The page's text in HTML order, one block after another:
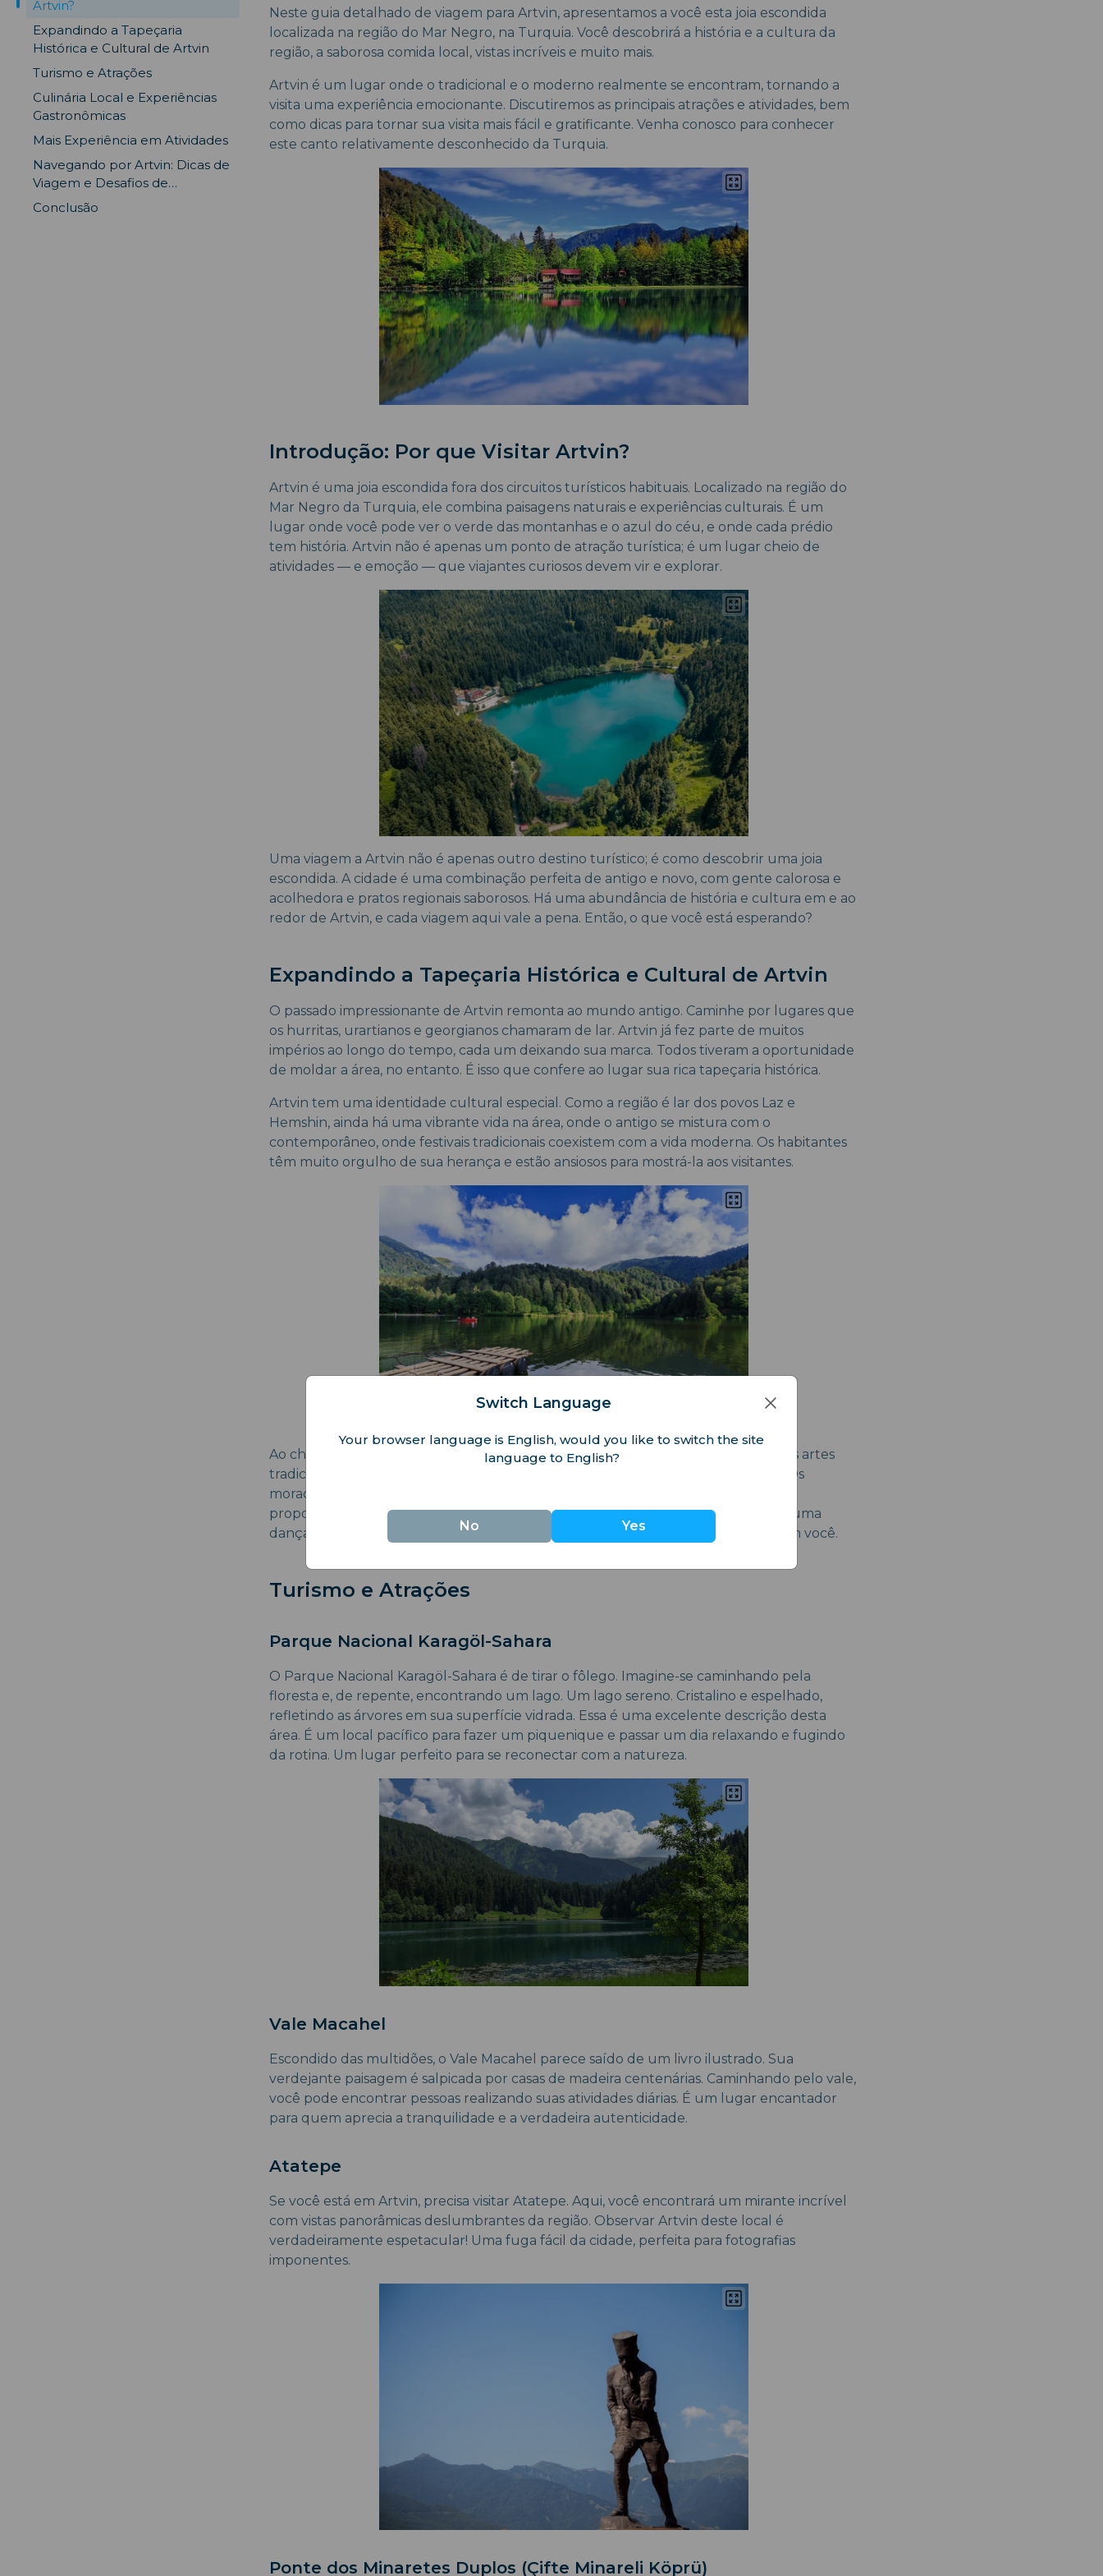
Artvin?
Expandindo a Tapeçaria
Histórica e Cultural de Artvin
Turismo e Atrações
Culinária Local e Experiências
Gastronômicas
Mais Experiência em Atividades
Navegando por Artvin: Dicas de
Viagem e Desafios de
Transporte
Conclusão
Neste guia detalhado de viagem para Artvin, apresentamos a você esta joia escondida
localizada na região do Mar Negro, na Turquia. Você descobrirá a história e a cultura da
região, a saborosa comida local, vistas incríveis e muito mais.
Artvin é um lugar onde o tradicional e o moderno realmente se encontram, tornando a
visita uma experiência emocionante. Discutiremos as principais atrações e atividades, bem
como dicas para tornar sua visita mais fácil e gratificante. Venha conosco para conhecer
este canto relativamente desconhecido da Turquia.
Introdução: Por que Visitar Artvin?
Artvin é uma joia escondida fora dos circuitos turísticos habituais. Localizado na região do
Mar Negro da Turquia, ele combina paisagens naturais e experiências culturais. É um
lugar onde você pode ver o verde das montanhas e o azul do céu, e onde cada prédio
tem história. Artvin não é apenas um ponto de atração turística; é um lugar cheio de
atividades — e emoção — que viajantes curiosos devem vir e explorar.
Uma viagem a Artvin não é apenas outro destino turístico; é como descobrir uma joia
escondida. A cidade é uma combinação perfeita de antigo e novo, com gente calorosa e
acolhedora e pratos regionais saborosos. Há uma abundância de história e cultura em e ao
redor de Artvin, e cada viagem aqui vale a pena. Então, o que você está esperando?
Expandindo a Tapeçaria Histórica e Cultural de Artvin
O passado impressionante de Artvin remonta ao mundo antigo. Caminhe por lugares que
os hurritas, urartianos e georgianos chamaram de lar. Artvin já fez parte de muitos
impérios ao longo do tempo, cada um deixando sua marca. Todos tiveram a oportunidade
de moldar a área, no entanto. É isso que confere ao lugar sua rica tapeçaria histórica.
Artvin tem uma identidade cultural especial. Como a região é lar dos povos Laz e
Hemshin, ainda há uma vibrante vida na área, onde o antigo se mistura com o
contemporâneo, onde festivais tradicionais coexistem com a vida moderna. Os habitantes
têm muito orgulho de sua herança e estão ansiosos para mostrá-la aos visitantes.
Ao chegar, você verá claramente como o antigo se encontra com o novo. Seja nas artes
tradicionais ou na música regional, tudo isso conecta você ao coração de Artvin. Os
moradores são acolhedores e fazem você se sentir em casa em qualquer lugar,
proporcionando uma sensação de pertencimento. Seja uma refeição caseira ou uma
dança, há uma energia vibrante nesta cultura, e eles querem compartilhá-la com você.
Turismo e Atrações
Parque Nacional Karagöl-Sahara
O Parque Nacional Karagöl-Sahara é de tirar o fôlego. Imagine-se caminhando pela
floresta e, de repente, encontrando um lago. Um lago sereno. Cristalino e espelhado,
refletindo as árvores em sua superfície vidrada. Essa é uma excelente descrição desta
área. É um local pacífico para fazer um piquenique e passar um dia relaxando e fugindo
da rotina. Um lugar perfeito para se reconectar com a natureza.
Vale Macahel
Escondido das multidões, o Vale Macahel parece saído de um livro ilustrado. Sua
verdejante paisagem é salpicada por casas de madeira centenárias. Caminhando pelo vale,
você pode encontrar pessoas realizando suas atividades diárias. É um lugar encantador
para quem aprecia a tranquilidade e a verdadeira autenticidade.
Atatepe
Se você está em Artvin, precisa visitar Atatepe. Aqui, você encontrará um mirante incrível
com vistas panorâmicas deslumbrantes da região. Observar Artvin deste local é
verdadeiramente espetacular! Uma fuga fácil da cidade, perfeita para fotografias
imponentes.
Ponte dos Minaretes Duplos (Çifte Minareli Köprü)
Switch Language
Your browser language is English, would you like to switch the site
language to English?
No Yes